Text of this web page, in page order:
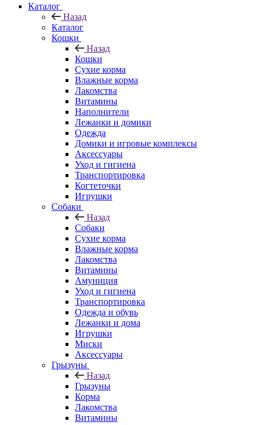
Каталог
Назад
Каталог
Кошки
Назад
Кошки
Сухие корма
Влажные корма
Лакомства
Витамины
Наполнители
Лежанки и домики
Одежда
Домики и игровые комплексы
Аксессуары
Уход и гигиена
Транспортировка
Когтеточки
Игрушки
Собаки
Назад
Собаки
Сухие корма
Влажные корма
Лакомства
Витамины
Амуниция
Уход и гигиена
Транспортировка
Одежда и обувь
Лежанки и дома
Игрушки
Миски
Аксессуары
Грызуны
Назад
Грызуны
Корма
Лакомства
Витамины